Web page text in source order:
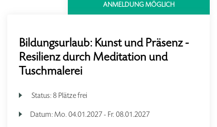
ANMELDUNG MÖGLICH
Bildungsurlaub: Kunst und Präsenz -
Resilienz durch Meditation und
Tuschmalerei
Status: 8 Plätze frei
Datum: Mo. 04.01.2027 - Fr. 08.01.2027